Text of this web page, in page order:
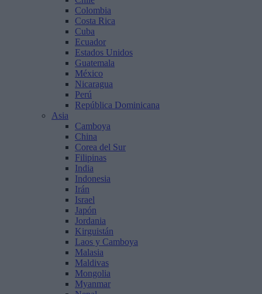
Colombia
Costa Rica
Cuba
Ecuador
Estados Unidos
Guatemala
México
Nicaragua
Perú
República Dominicana
Asia
Camboya
China
Corea del Sur
Filipinas
India
Indonesia
Irán
Israel
Japón
Jordania
Kirguistán
Laos y Camboya
Malasia
Maldivas
Mongolia
Myanmar